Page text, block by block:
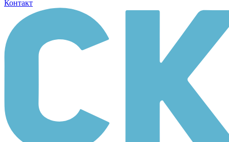
Контакт